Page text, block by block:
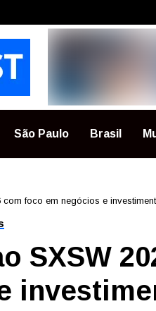
São Paulo Brasil
foco em negócios e
SXSW